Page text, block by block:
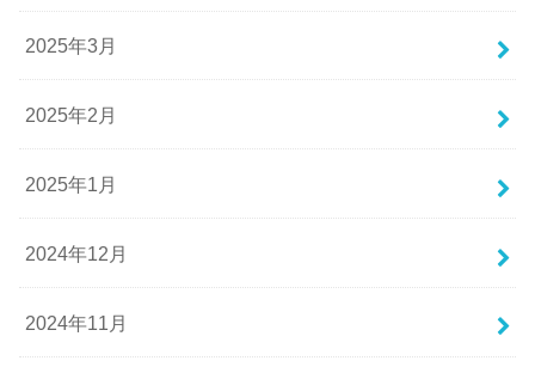
2025年3月
2025年2月
2025年1月
2024年12月
2024年11月